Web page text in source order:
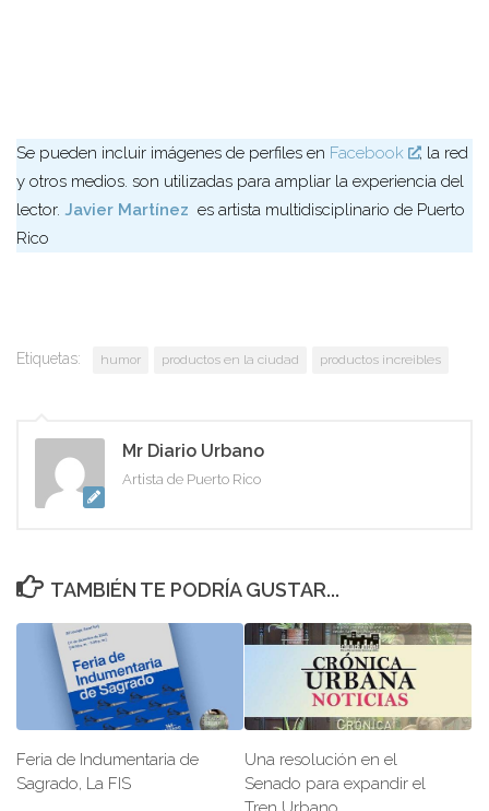
Se pueden incluir imágenes de perfiles en Facebook
, la red
y otros medios. son utilizadas para ampliar la experiencia del
lector. Javier Martínez es artista multidisciplinario de Puerto
Rico
Etiquetas: humor productos en la ciudad productos increibles
Mr Diario Urbano
Artista de Puerto Rico
TAMBIÉN TE PODRÍA GUSTAR...
Feria de Indumentaria de
Sagrado, La FIS
Una resolución en el
Senado para expandir el